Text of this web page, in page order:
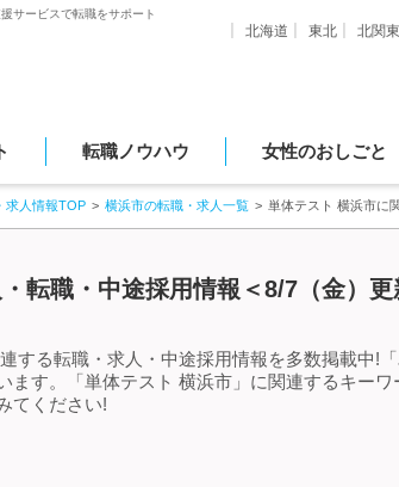
サービスで転職をサポート
北海道 東北 北関東
転職ノウハウ 女性のおしごと
求人情報TOP 横浜市の転職・求人一覧 単体テスト 横浜市に
転職・中途採用情報＜8/7（金）更
する転職・求人・中途採用情報を多数掲載中!
ます。「単体テスト 横浜市」に関連するキー
てください!